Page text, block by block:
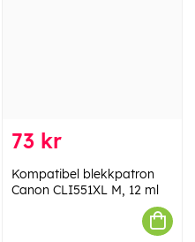
73 kr
Kompatibel blekkpatron
Canon CLI551XL M, 12 ml